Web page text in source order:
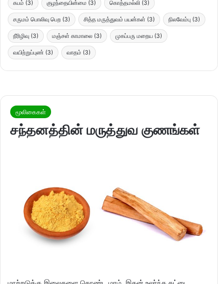
கபம் (3) குழந்தையின்மை (3) கொத்தமல்லி (3)
சருமம் பொலிவு பெற (3) சித்த மருத்துவம் பயன்கள் (3) நிலவேம்பு (3)
நீரிழிவு (3) மஞ்சள் காமாலை (3) முகப்பரு மறைய (3)
வயிற்றுப்புண் (3) வாதம் (3)